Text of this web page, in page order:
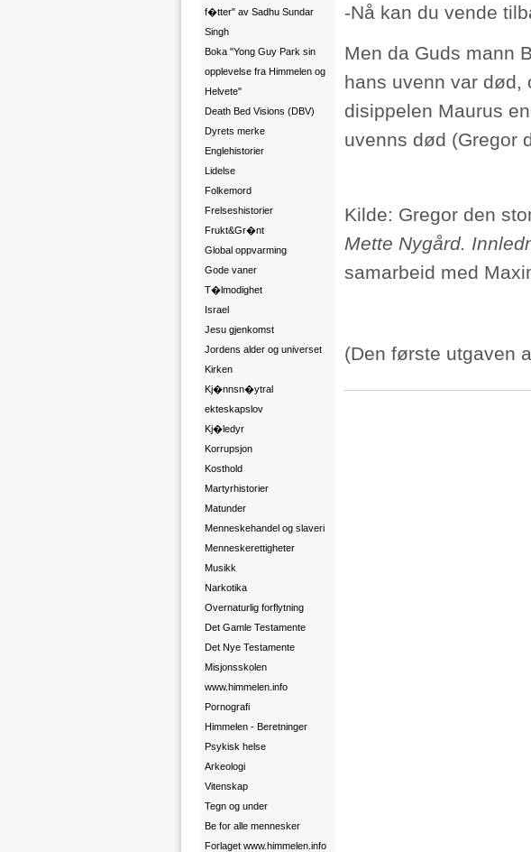
f�tter" av Sadhu Sundar
Singh
Boka "Yong Guy Park sin
opplevelse fra Himmelen og
Helvete"
Death Bed Visions (DBV)
Dyrets merke
Englehistorier
Lidelse
Folkemord
Frelseshistorier
Frukt&Gr�nt
Global oppvarming
Gode vaner
T�lmodighet
Israel
Jesu gjenkomst
Jordens alder og universet
Kirken
Kj�nnsn�ytral
ekteskapslov
Kj�ledyr
Korrupsjon
Kosthold
Martyrhistorier
Matunder
Menneskehandel og slaveri
Menneskerettigheter
Musikk
Narkotika
Overnaturlig forflytning
Det Gamle Testamente
Det Nye Testamente
Misjonsskolen
www.himmelen.info
Pornografi
Himmelen - Beretninger
Psykisk helse
Arkeologi
Vitenskap
Tegn og under
Be for alle mennesker
Forlaget www.himmelen.info
-Nå kan du vende
Men da Guds mann
hans uvenn var død,
disippelen Maurus
uvenns død (Gregor
Kilde: Gregor den
Mette Nygård.
samarbeid med
(Den første utgaven